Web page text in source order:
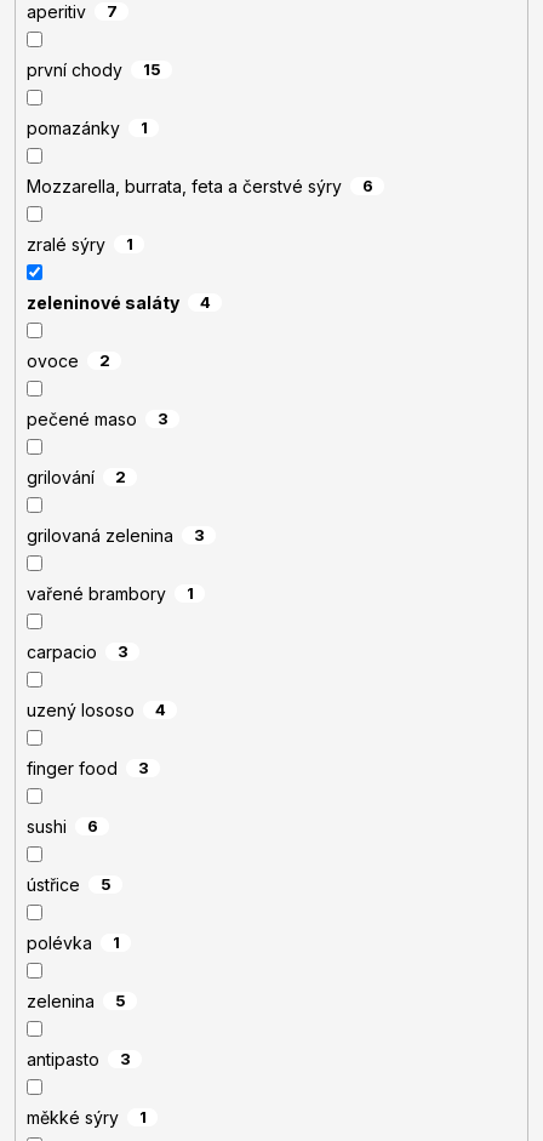
aperitiv 7
první chody 15
pomazánky 1
Mozzarella, burrata, feta a čerstvé sýry 6
zralé sýry 1
zeleninové saláty 4
ovoce 2
pečené maso 3
grilování 2
grilovaná zelenina 3
vařené brambory 1
carpacio 3
uzený lososo 4
finger food 3
sushi 6
ústřice 5
polévka 1
zelenina 5
antipasto 3
měkké sýry 1